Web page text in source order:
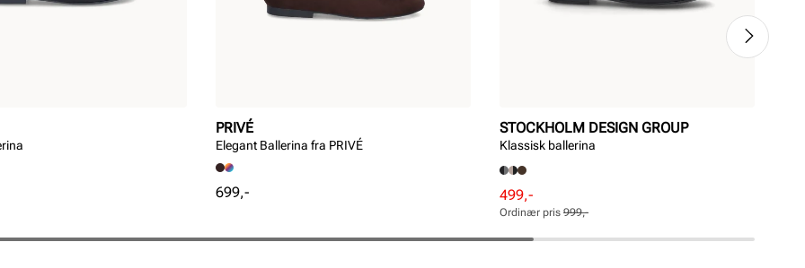
PRIVÉ
Elegant Ballerina fra PRIVÉ
Pris
699,-
STOCKHOLM DESIGN GROUP
Klassisk ballerina
Rabattert
pris
Pris
499,-
Ordinær
pris
Pris
Ordinær pris 999,-